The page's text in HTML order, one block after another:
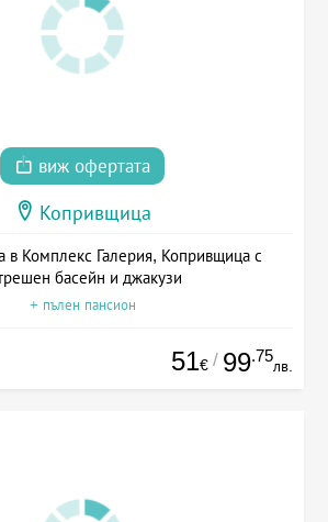
виж офертата
Копривщица
в Комплекс Галерия, Копривщица с
басейн и джакузи
+ пълен пансион
51€ / 99.75
лв.